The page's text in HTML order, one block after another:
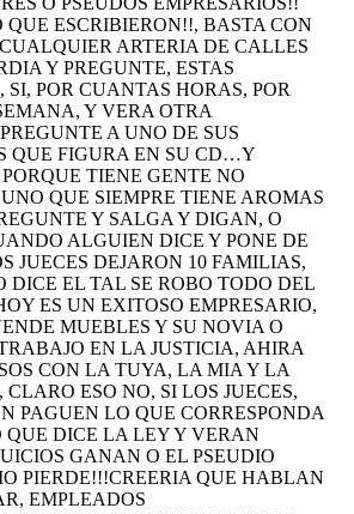
QUE ESCRIBIERON!!, BASTA CON
ARTERIA DE CALLES
Y PREGUNTE, ESTAS
SI, POR CUANTAS HORAS, POR
Y VERA OTRA
A UNO DE SUS
QUE FIGURA EN SU CD…Y
TIENE GENTE NO
QUE SIEMPRE TIENE AROMAS
Y SALGA Y DIGAN, O
ALGUIEN DICE Y PONE DE
JUECES DEJARON 10 FAMILIAS,
DICE EL TAL SE ROBO TODO DEL
ES UN EXITOSO EMPRESARIO,
MUEBLES Y SU NOVIA O
EN LA JUSTICIA, AHIRA
CON LA TUYA, LA MIA Y LA
CLARO ESO NO, SI LOS JUECES,
PAGUEN LO QUE CORRESPONDA
QUE DICE LA LEY Y VERAN
GANAN O EL PSEUDIO
PIERDE!!!CREERIA QUE HABLAN
EMPLEADOS